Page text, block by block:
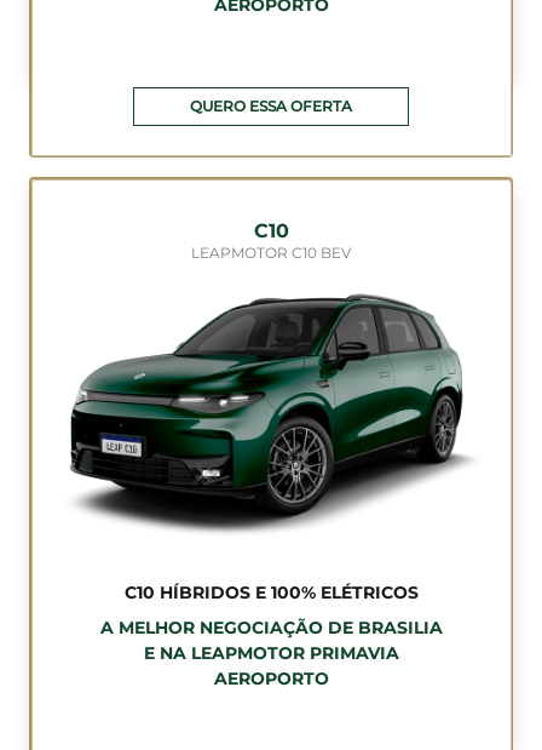
AEROPORTO
QUERO ESSA OFERTA
C10
LEAPMOTOR C10 BEV
C10 HÍBRIDOS E 100% ELÉTRICOS
A MELHOR NEGOCIAÇÃO DE BRASILIA
E NA LEAPMOTOR PRIMAVIA
AEROPORTO